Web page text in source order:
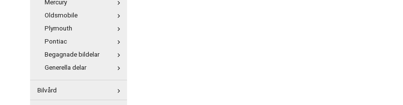
Mercury
Oldsmobile
Plymouth
Pontiac
Begagnade bildelar
Generella delar
Bilvård